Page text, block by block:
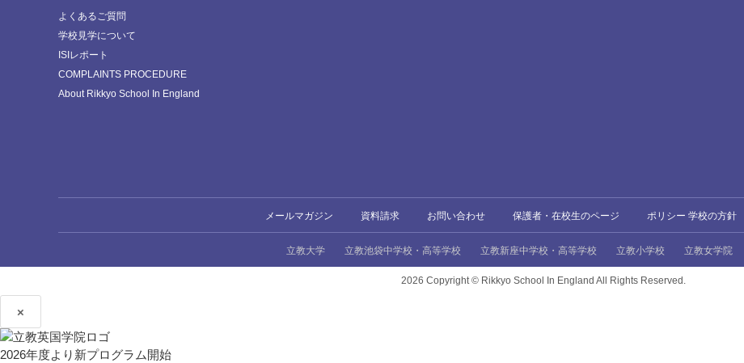
よくあるご質問
学校見学について
ISIレポート
COMPLAINTS PROCEDURE
About Rikkyo School In England
メールマガジン 資料請求 お問い合わせ 保護者・在校生のページ ポリシー 学校の方針
立教大学 立教池袋中学校・高等学校 立教新座中学校・高等学校 立教小学校 立教女学院
2026 Copyright © Rikkyo School In England All Rights Reserved.
×
2026年度より新プログラム開始